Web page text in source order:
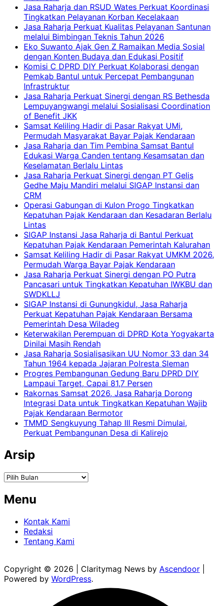
Jasa Raharja dan RSUD Wates Perkuat Koordinasi
Tingkatkan Pelayanan Korban Kecelakaan
Jasa Raharja Perkuat Kualitas Pelayanan Santunan
melalui Bimbingan Teknis Tahun 2026
Eko Suwanto Ajak Gen Z Ramaikan Media Sosial
dengan Konten Budaya dan Edukasi Positif
Komisi C DPRD DIY Perkuat Kolaborasi dengan
Pemkab Bantul untuk Percepat Pembangunan
Infrastruktur
Jasa Raharja Perkuat Sinergi dengan RS Bethesda
Lempuyangwangi melalui Sosialisasi Coordination
of Benefit JKK
Samsat Keliling Hadir di Pasar Rakyat UMi,
Permudah Masyarakat Bayar Pajak Kendaraan
Jasa Raharja dan Tim Pembina Samsat Bantul
Edukasi Warga Canden tentang Kesamsatan dan
Keselamatan Berlalu Lintas
Jasa Raharja Perkuat Sinergi dengan PT Gelis
Gedhe Maju Mandiri melalui SIGAP Instansi dan
CRM
Operasi Gabungan di Kulon Progo Tingkatkan
Kepatuhan Pajak Kendaraan dan Kesadaran Berlalu
Lintas
SIGAP Instansi Jasa Raharja di Bantul Perkuat
Kepatuhan Pajak Kendaraan Pemerintah Kalurahan
Samsat Keliling Hadir di Pasar Rakyat UMKM 2026,
Permudah Warga Bayar Pajak Kendaraan
Jasa Raharja Perkuat Sinergi dengan PO Putra
Pancasari untuk Tingkatkan Kepatuhan IWKBU dan
SWDKLLJ
SIGAP Instansi di Gunungkidul, Jasa Raharja
Perkuat Kepatuhan Pajak Kendaraan Bersama
Pemerintah Desa Wiladeg
Keterwakilan Perempuan di DPRD Kota Yogyakarta
Dinilai Masih Rendah
Jasa Raharja Sosialisasikan UU Nomor 33 dan 34
Tahun 1964 kepada Jajaran Polresta Sleman
Progres Pembangunan Gedung Baru DPRD DIY
Lampaui Target, Capai 81,7 Persen
Rakornas Samsat 2026, Jasa Raharja Dorong
Integrasi Data untuk Tingkatkan Kepatuhan Wajib
Pajak Kendaraan Bermotor
TMMD Sengkuyung Tahap III Resmi Dimulai,
Perkuat Pembangunan Desa di Kalirejo
Arsip
Arsip
Menu
Kontak Kami
Redaksi
Tentang Kami
Copyright © 2026 | Claritymag News by Ascendoor
Powered by WordPress.